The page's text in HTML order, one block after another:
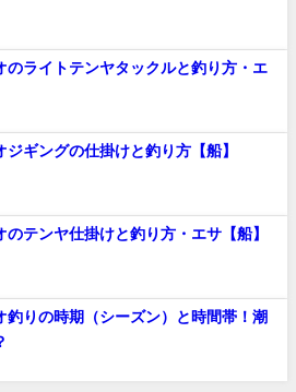
のライトテンヤタックルと釣り方・エ
ジギングの仕掛けと釣り方【船】
のテンヤ仕掛けと釣り方・エサ【船】
釣りの時期（シーズン）と時間帯！潮